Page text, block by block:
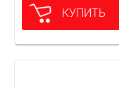
КУПИТЬ